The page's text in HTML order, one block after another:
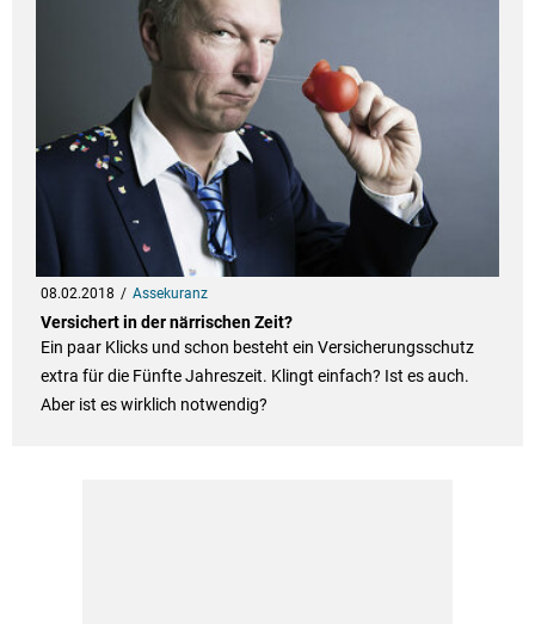
08.02.2018 Assekuranz
Versichert in der närrischen Zeit?
Ein paar Klicks und schon besteht ein Versicherungsschutz
extra für die Fünfte Jahreszeit. Klingt einfach? Ist es auch.
Aber ist es wirklich notwendig?